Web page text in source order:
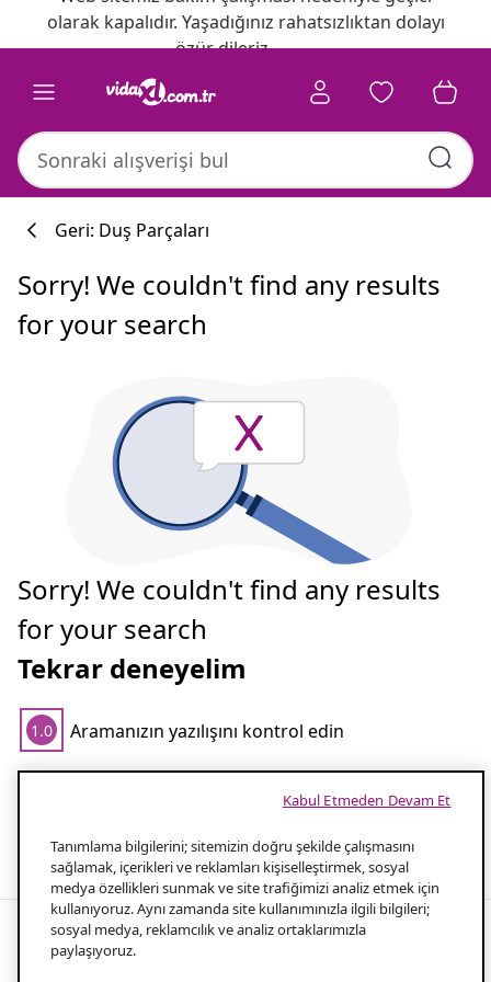
olarak kapalıdır. Yaşadığınız rahatsızlıktan dolayı
özür dileriz.
Geri: Duş Parçaları
Sorry! We couldn't find any results
for your search
Sorry! We couldn't find any results
for your search
Tekrar deneyelim
1.0 Aramanızın yazılışını kontrol edin
Aramanız için daha az kelime kullanın
Popüler aramalar
Tanımlama bilgilerini; sitemizin doğru şekilde çalışmasını
sağlamak, içerikleri ve reklamları kişiselleştirmek, sosyal
medya özellikleri sunmak ve site trafiğimizi analiz etmek için
kullanıyoruz. Aynı zamanda site kullanımınızla ilgili bilgileri;
sosyal medya, reklamcılık ve analiz ortaklarımızla
paylaşıyoruz.
Kabul Etmeden Devam Et